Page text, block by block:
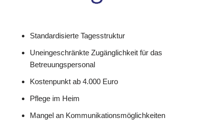
Standardisierte Tagesstruktur
Uneingeschränkte Zugänglichkeit für das
Betreuungspersonal
Kostenpunkt ab 4.000 Euro
Pflege im Heim
Mangel an Kommunikationsmöglichkeiten